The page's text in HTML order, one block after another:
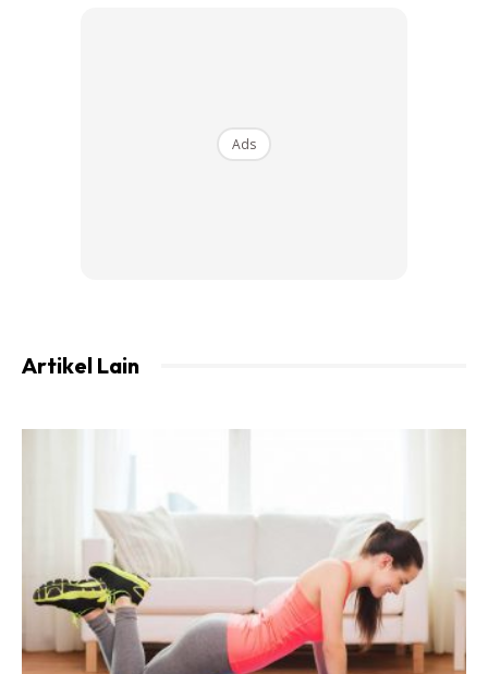
Menurut satu perkongsian seorang wanita yang mempunyai
Kulit Kombinasi Boleh Pakai Dua
Sunscreen Ini, Sesuai Penggunaan
Setiap Hari
Ads
Artikel Lain